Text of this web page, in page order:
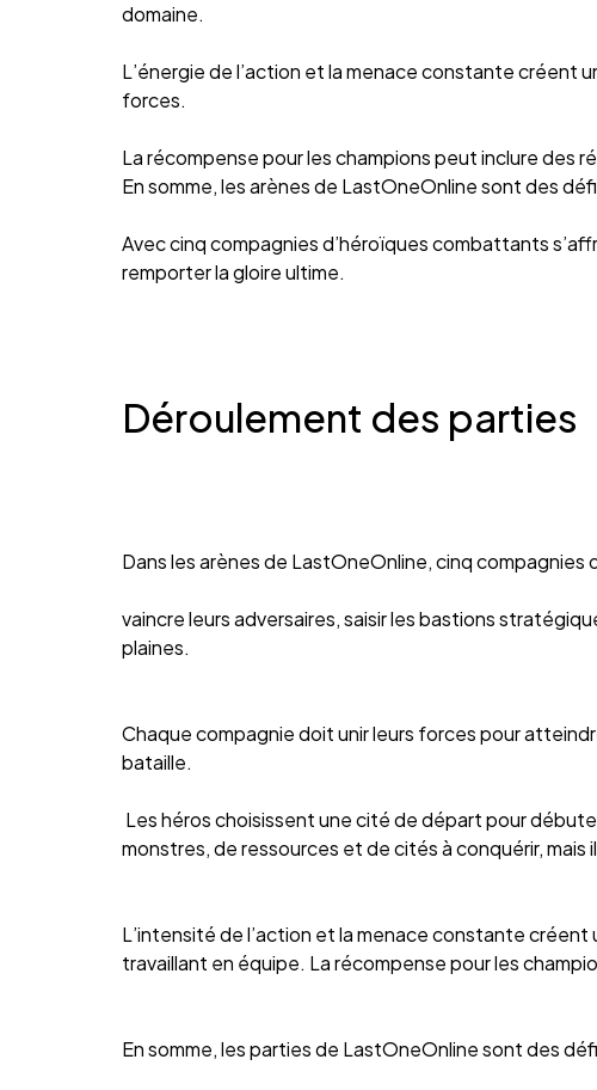
domaine.
L’énergie de l’action et la menace constante créent
forces.
La récompense pour les champions peut inclure des
En somme, les arènes de LastOneOnline sont des
Avec cinq compagnies d’héroïques combattants
remporter la gloire ultime.
Déroulement des parties
Dans les arènes de LastOneOnline, cinq compagnies
vaincre leurs adversaires, saisir les bastions
plaines.
Chaque compagnie doit unir leurs forces pour
bataille.
Les héros choisissent une cité de départ pour
monstres, de ressources et de cités à conquérir,
L’intensité de l’action et la menace constante
travaillant en équipe. La récompense pour les
En somme, les parties de LastOneOnline sont des